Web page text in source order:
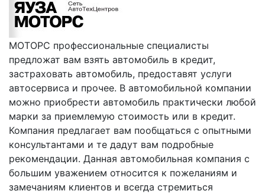
МОТОРС профессиональные специалисты
предложат вам взять автомобиль в кредит,
застраховать автомобиль, предоставят услуги
автосервиса и прочее. В автомобильной компании
можно приобрести автомобиль практически любой
марки за приемлемую стоимость или в кредит.
Компания предлагает вам пообщаться с опытными
консультантами и те дадут вам подробные
рекомендации. Данная автомобильная компания с
большим уважением относится к пожеланиям и
замечаниям клиентов и всегда стремиться